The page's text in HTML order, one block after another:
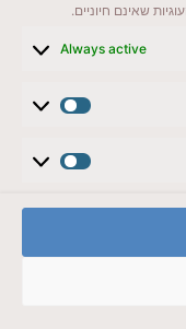
שאינם חיוניים.
Always active
באתר